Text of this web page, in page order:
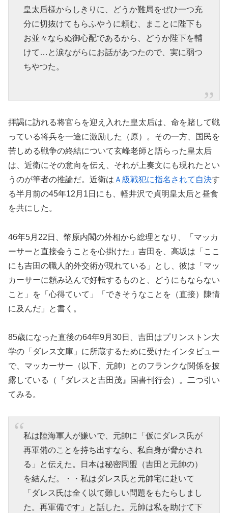
皇太后様からしきりに、どうか難局をぜひ一つ充
分に切抜けてもらふやうに頼む、まことに陛下も
お並々ならぬ御心配であるから、どうか陛下を輔
けて…と涙ながらにお話があつたので、実に弱つ
ちやつた。
拝謁に訪れる将官らを迎え入れた皇太后は、命を賭して戦
っている将兵を一途に激励した（原）。その一方、国民を
苦しめる戦争の終結について玄峰老師と語らった皇太后
は、近衛にその意向を伝え、それが上奏文にも現れたとい
うのが筆者の推論だ。近衛は Ａ級戦犯に指名されて自決す
る半月前の45年12月1日にも、軽井沢で貞明皇太后と昼食
を共にした。
46年5月22日、幣原内閣の外相から総理となり、「マッカ
ーサーと直接会うことを心掛けた」吉田を、高坂は「ここ
にも吉田の職人的外交術が現れている」とし、彼は「マッ
カーサーに頼み込んで好転するものと、どうにもならない
こと」を「心得ていて」「できそうなことを（直接）陳情
に及んだ」と書く。
85歳になった直後の64年9月30日、吉田はプリンストン大
学の「ダレス文庫」に所蔵するために受けたインタビュー
で、マッカーサー（以下、元帥）とのフランクな関係を披
露している（『ダレスと吉田茂』国書刊行会）。二つ引い
てみる。
私は陸海軍人が嫌いで、元帥に「仮にダレス氏が
再軍備のことを持ち出すなら、私自身が脅かされ
る」と伝えた。日本は秘密同盟（吉田と元帥の）
を結んだ。・・私はダレス氏と元帥宅に赴いて
「ダレス氏は全く以て難しい問題をもたらしまし
た。再軍備です」と話した。元帥は私を助けて下